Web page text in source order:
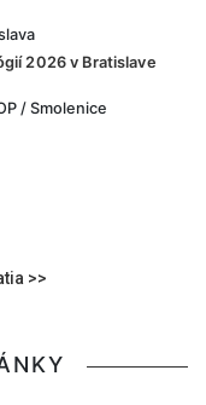
2026 v Bratislave
/ Smolenice
>>